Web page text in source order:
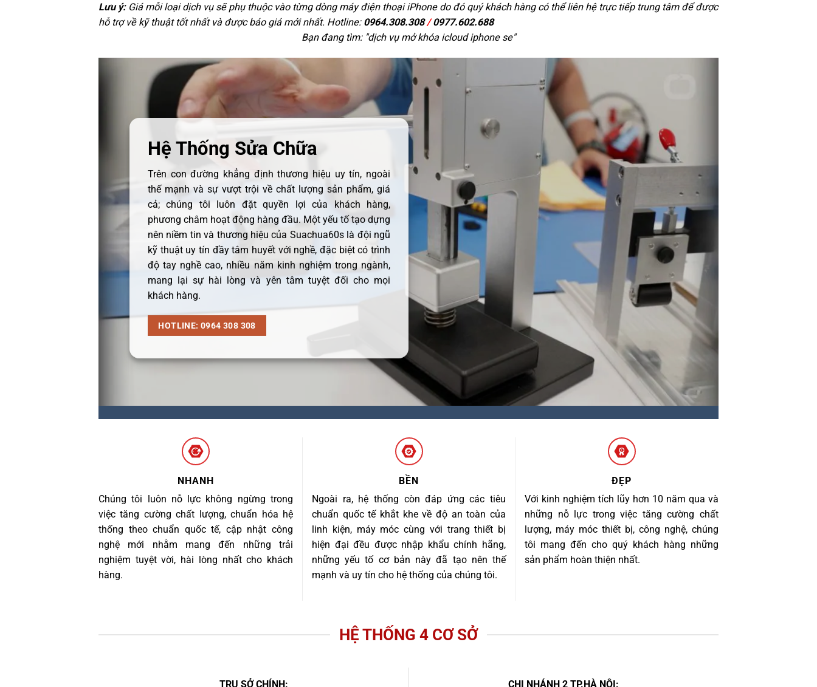
Lưu ý:Giá mỗi loại dịch vụ sẽ phụ thuộc vào từng dòng máy điện thoại iPhone do đó quý khách hàng có thể liên hệ trực tiếp trung tâm để được
hỗ trợ về kỹ thuật tốt nhất và được báo giá mới nhất. Hotline: 0964.308.308/0977.602.688
Bạn đang tìm: "dịch vụ mở khóa icloud iphone se"
Hệ Thống Sửa Chữa
Trên con đường khẳng định thương hiệu uy tín, ngoài
thế mạnh và sự vượt trội về chất lượng sản phẩm, giá
cả; chúng tôi luôn đặt quyền lợi của khách hàng,
phương châm hoạt động hàng đầu. Một yếu tố tạo dựng
nên niềm tin và thương hiệu của Suachua60s là đội ngũ
kỹ thuật uy tín đầy tâm huyết với nghề, đặc biệt có trình
độ tay nghề cao, nhiều năm kinh nghiệm trong ngành,
mang lại sự hài lòng và yên tâm tuyệt đối cho mọi
khách hàng.
HOTLINE: 0964 308 308
NHANH
Chúng tôi luôn nỗ lực không ngừng trong
việc tăng cường chất lượng, chuẩn hóa hệ
thống theo chuẩn quốc tế, cập nhật công
nghệ mới nhằm mang đến những trải
nghiệm tuyệt vời, hài lòng nhất cho khách
hàng.
BỀN
Ngoài ra, hệ thống còn đáp ứng các tiêu
chuẩn quốc tế khắt khe về độ an toàn của
linh kiện, máy móc cùng với trang thiết bị
hiện đại đều được nhập khẩu chính hãng,
những yếu tố cơ bản này đã tạo nên thế
mạnh và uy tín cho hệ thống của chúng tôi.
ĐẸP
Với kinh nghiệm tích lũy hơn 10 năm qua và
những nỗ lực trong việc tăng cường chất
lượng, máy móc thiết bị, công nghệ, chúng
tôi mang đến cho quý khách hàng những
sản phẩm hoàn thiện nhất.
HỆ THỐNG 4 CƠ SỞ
TRỤ SỞ CHÍNH: CHI NHÁNH 2 TP.HÀ NỘI: